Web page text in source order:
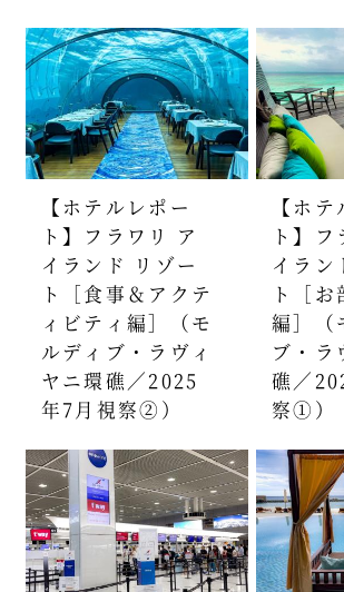
【ホテルレポー
ト】フラワリ ア
イランド リゾー
ト［食事＆アクテ
ィビティ編］（モ
ルディブ・ラヴィ
ヤニ環礁／2025
年7月視察②）
【ホ
ト】フ
イラン
ト［お
編］（
ブ・ラ
礁／
察①）